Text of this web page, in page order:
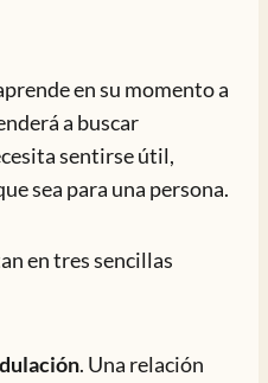
en su momento a
a buscar
sentirse útil,
sea para una persona.
en tres sencillas
. Una relación